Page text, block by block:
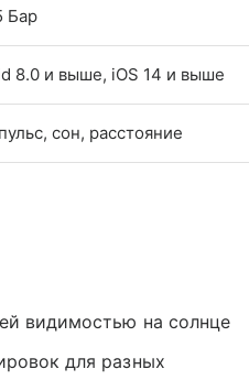
Бар
8.0 и выше, iOS 14 и выше
сон, расстояние
видимостью на солнце
для разных